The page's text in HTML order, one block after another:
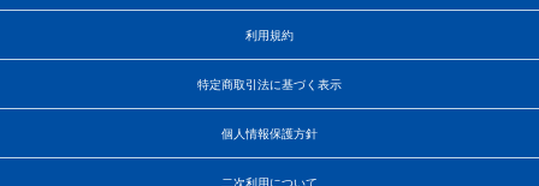
利用規約
特定商取引法に基づく表示
個人情報保護方針
二次利用について